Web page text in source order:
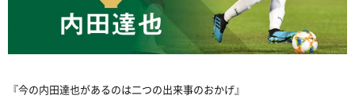
『今の内田達也があるのは二つの出来事のおかげ』